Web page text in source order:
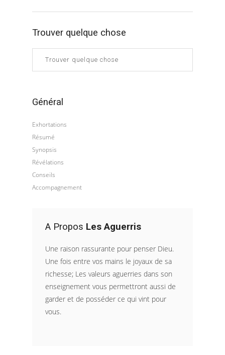
Trouver quelque chose
Général
Exhortations
Résumé
Synopsis
Révélations
Conseils
Accompagnement
A Propos Les Aguerris
Une raison rassurante pour penser Dieu.
Une fois entre vos mains le joyaux de sa
richesse; Les valeurs aguerries dans son
enseignement vous permettront aussi de
garder et de posséder ce qui vint pour
vous.